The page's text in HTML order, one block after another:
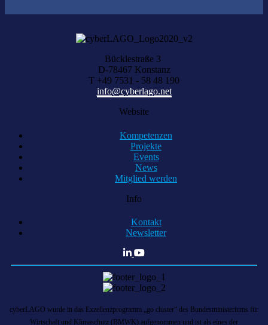
Bücklestraße 3
D-78467 Konstanz
T +49 7531 - 58 48 190
info@cyberlago.net
Website
Kompetenzen
Projekte
Events
News
Mitglied werden
Info
Kontakt
Newsletter
cyberLAGO wurde in das Exzellenzprogramm „go cluster“ des Bundesministeriums für
Wirtschaft und Klimaschutz (BMWK) aufgenommen und ist als eines der